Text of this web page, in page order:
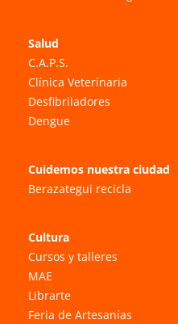
Salud
C.A.P.S.
Clínica Veterinaria
Desfibriladores
Dengue
Cuidemos nuestra ciudad
Berazategui recicla
Cultura
Cursos y talleres
MAE
Librarte
Feria de Artesanías